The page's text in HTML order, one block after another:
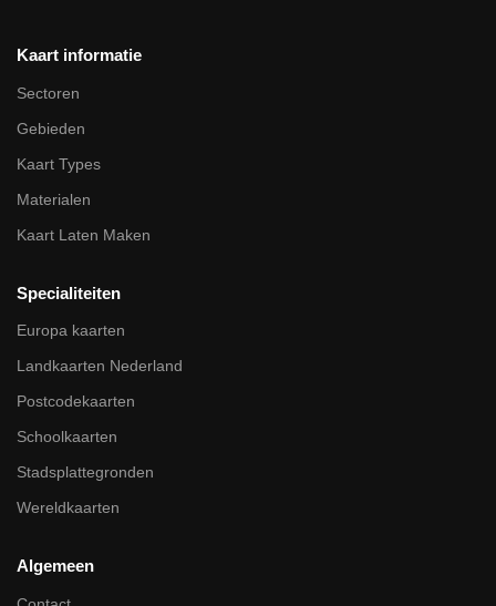
Kaart informatie
Sectoren
Gebieden
Kaart Types
Materialen
Kaart Laten Maken
Specialiteiten
Europa kaarten
Landkaarten Nederland
Postcodekaarten
Schoolkaarten
Stadsplattegronden
Wereldkaarten
Algemeen